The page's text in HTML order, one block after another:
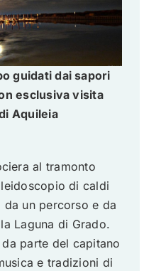
guidati dai sapori
esclusiva visita
Aquileia
al tramonto
di caldi
un percorso e da
Laguna di Grado.
parte del capitano
e tradizioni di